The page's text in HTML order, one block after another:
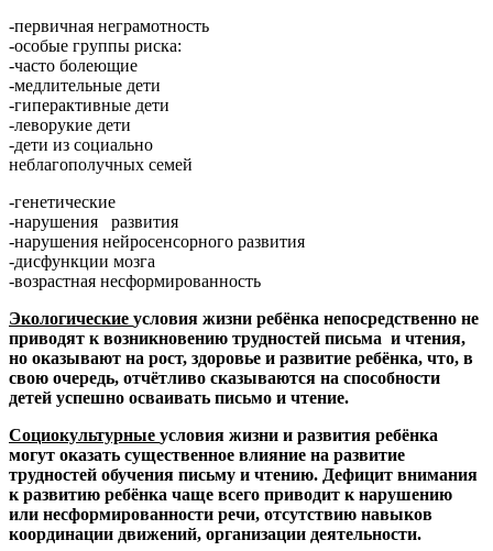
-первичная неграмотность
-особые группы риска:
-часто болеющие
-медлительные дети
-гиперактивные дети
-леворукие дети
-дети из социально
неблагополучных семей
-генетические
-нарушения развития
-нарушения нейросенсорного развития
-дисфункции мозга
-возрастная несформированность
Экологические условия жизни ребёнка непосредственно не
приводят к возникновению трудностей письма и чтения,
но оказывают на рост, здоровье и развитие ребёнка, что, в
свою очередь, отчётливо сказываются на способности
детей успешно осваивать письмо и чтение.
Социокультурные условия жизни и развития ребёнка
могут оказать существенное влияние на развитие
трудностей обучения письму и чтению. Дефицит внимания
к развитию ребёнка чаще всего приводит к нарушению
или несформированности речи, отсутствию навыков
координации движений, организации деятельности.